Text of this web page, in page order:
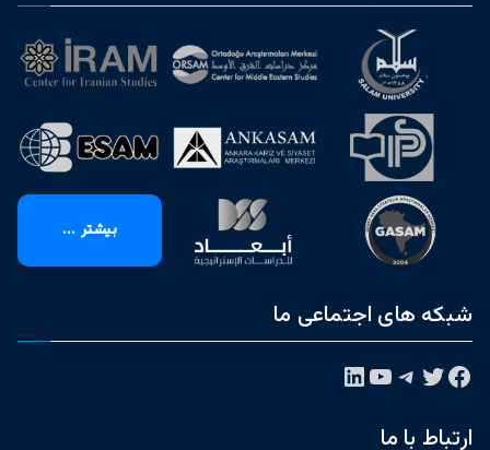
بیشتر ...
شبکه های اجتماعی ما
فیس‌بوکتوییتر تلگرام یوتیوبلینکداین
ارتباط با ما